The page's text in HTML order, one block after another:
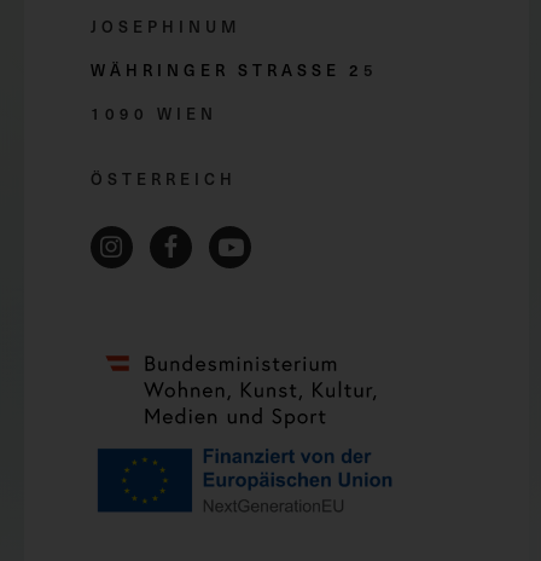
JOSEPHINUM
WÄHRINGER STRASSE 2 5
1090 WIEN
ÖSTERREICH